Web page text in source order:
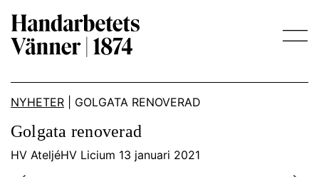
Main Navigation
NYHETER GOLGATA RENOVERAD
Golgata renoverad
HV AteljéHV Licium 13 januari 2021